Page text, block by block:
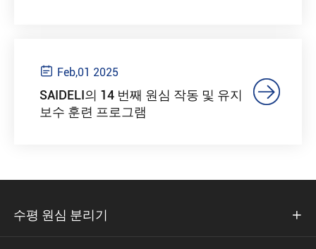
 Feb,01 2025
SAIDELI의 14 번째 원심 작동 및 유지
보수 훈련 프로그램

수평 원심 분리기 